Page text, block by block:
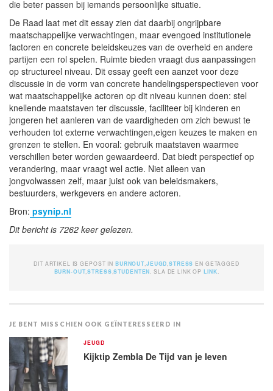
die beter passen bij iemands persoonlijke situatie.
De Raad laat met dit essay zien dat daarbij ongrijpbare
maatschappelijke verwachtingen, maar evengoed institutionele
factoren en concrete beleidskeuzes van de overheid en andere
partijen een rol spelen. Ruimte bieden vraagt dus aanpassingen
op structureel niveau. Dit essay geeft een aanzet voor deze
discussie in de vorm van concrete handelingsperspectieven voor
wat maatschappelijke actoren op dit niveau kunnen doen: stel
knellende maatstaven ter discussie, faciliteer bij kinderen en
jongeren het aanleren van de vaardigheden om zich bewust te
verhouden tot externe verwachtingen,eigen keuzes te maken en
grenzen te stellen. En vooral: gebruik maatstaven waarmee
verschillen beter worden gewaardeerd. Dat biedt perspectief op
verandering, maar vraagt wel actie. Niet alleen van
jongvolwassen zelf, maar juist ook van beleidsmakers,
bestuurders, werkgevers en andere actoren.
Bron: psynip.nl
Dit bericht is 7262 keer gelezen.
DIT ARTIKEL IS GEPOST IN BURNOUT JEUGD ,STRESS EN GETAGGED
BURN-OUT ,STRESS ,STUDENTEN . SLA DE LINK OPLINK
JE BENT MISSCHIEN OOK GEÏNTERESSEERD IN
JEUGD
Kijktip Zembla De Tijd van je leven